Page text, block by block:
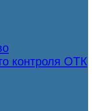
контроля ОТК